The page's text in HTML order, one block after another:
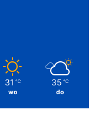
31 ℃
wo
35 ℃
do